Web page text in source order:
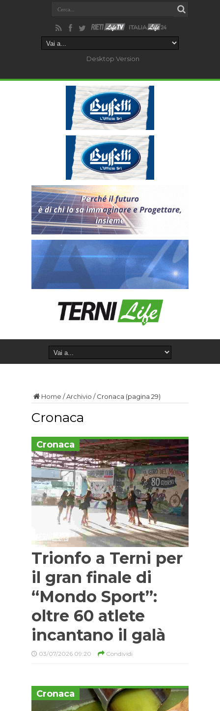
Desktop Version
Home /Archivio /Cronaca (pagina 29)
Cronaca
Cronaca
Trionfo a Terni per
il gran finale di
“Mondo Sport”:
oltre 60 atlete
incantano il galà
03/07/2026 09:20 Condividi
Cronaca